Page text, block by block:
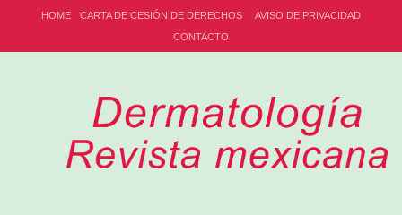
HOME CARTA DE CESIÓN DE DERECHOS
AVISO DE PRIVACIDAD
CONTACTO